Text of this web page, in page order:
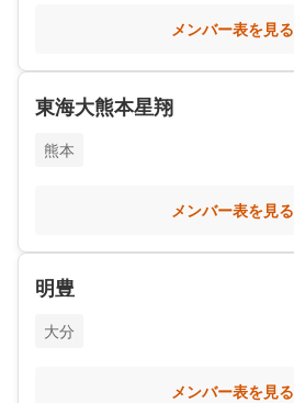
メンバー表を見る
東海大熊本星翔
熊本
メンバー表を見る
明豊
大分
メンバー表を見る